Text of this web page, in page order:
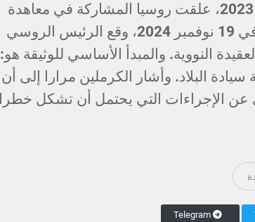
الأسلحة التي يتم احتسابها. وفي عام 2023، علقت روسيا المشاركة في معاهدة
"نيو ستارت" لكنها لم تنسحب منها. وفي 19 نوفمبر 2024، وقع الرئيس الروسي
النووية. والمبدأ الأساسي للوثيقة هو:
البلاد. وأشار الكرملين مرارا إلى أن
عن الإجراءات التي يحتمل أن تشكل خطرا